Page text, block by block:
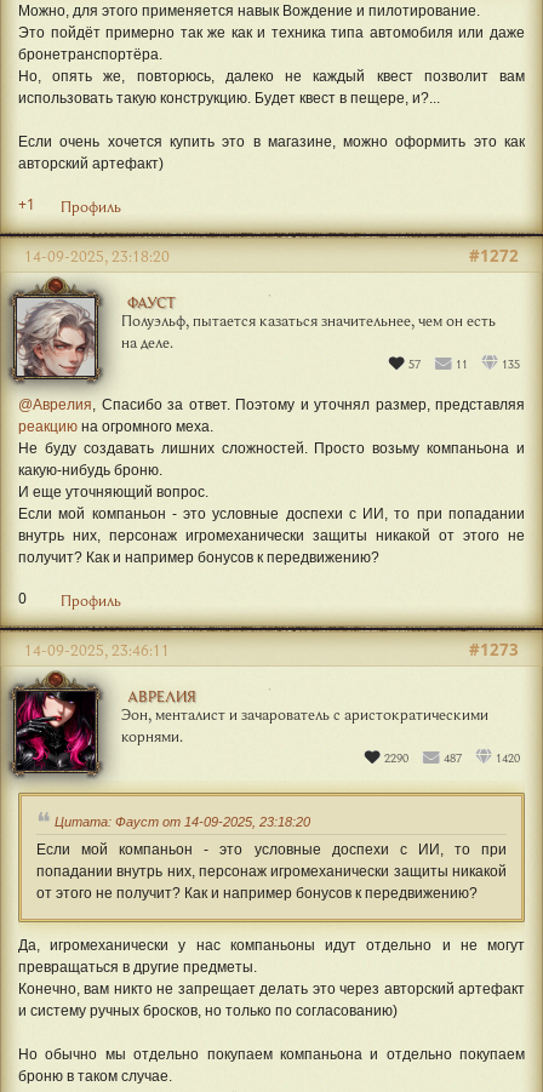
Можно, для этого применяется навык Вождение и пилотирование.
Это пойдёт примерно так же как и техника типа автомобиля или даже
бронетранспортёра.
Но, опять же, повторюсь, далеко не каждый квест позволит вам
использовать такую конструкцию. Будет квест в пещере, и?...
Если очень хочется купить это в магазине, можно оформить это как
авторский артефакт)
+1 Профиль
ФАУСТ
Полуэльф, пытается казаться значительнее, чем он есть
на деле.
57 11 135
#1272
14-09-2025, 23:18:20
@Аврелия , Спасибо за ответ. Поэтому и уточнял размер, представляя
реакцию на огромного меха.
Не буду создавать лишних сложностей. Просто возьму компаньона и
какую-нибудь броню.
И еще уточняющий вопрос.
Если мой компаньон - это условные доспехи с ИИ, то при попадании
внутрь них, персонаж игромеханически защиты никакой от этого не
получит? Как и например бонусов к передвижению?
0 Профиль
АВРЕЛИЯ
Эон, менталист и зачарователь с аристократическими
корнями.
2290 487 1420
#1273
14-09-2025, 23:46:11
Цитата: Фауст от 14-09-2025, 23:18:20
Если мой компаньон - это условные доспехи с ИИ, то при
попадании внутрь них, персонаж игромеханически защиты никакой
от этого не получит? Как и например бонусов к передвижению?
Да, игромеханически у нас компаньоны идут отдельно и не могут
превращаться в другие предметы.
Конечно, вам никто не запрещает делать это через авторский артефакт
и систему ручных бросков, но только по согласованию)
Но обычно мы отдельно покупаем компаньона и отдельно покупаем
броню в таком случае.